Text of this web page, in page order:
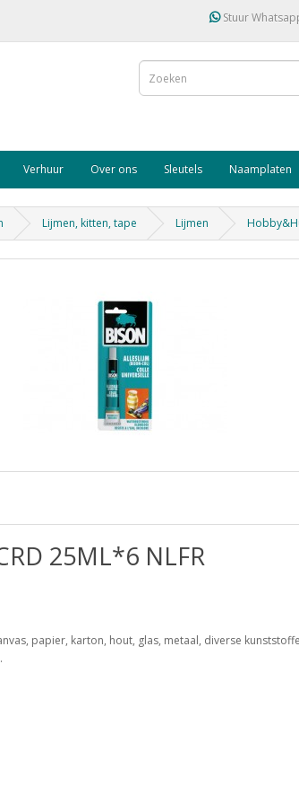
Stuur
Verhuur Over ons Sleutels Naamplaten
Lijmen, kitten, tape Lijmen
25ML*6 NLFR
papier, karton, hout, glas, metaal, diverse